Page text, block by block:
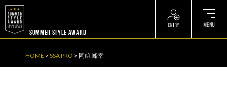
SUMMER STYLE AWARD
HOME > SSA PRO > 岡﨑 峰幸